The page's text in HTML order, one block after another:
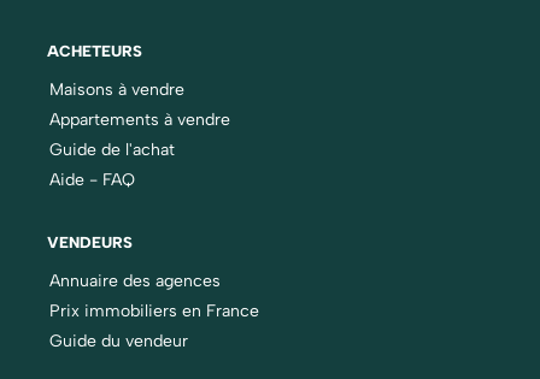
ACHETEURS
Maisons à vendre
Appartements à vendre
Guide de l'achat
Aide - FAQ
VENDEURS
Annuaire des agences
Prix immobiliers en France
Guide du vendeur